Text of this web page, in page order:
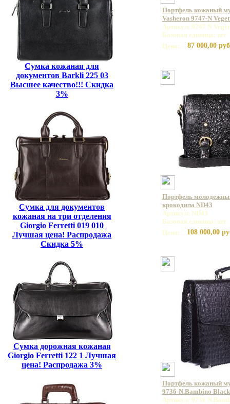
Сумка кожаная для
документов Barkli 225 03
Высшее качество!!! Скидка
3%
Сумка для документов
кожаная на три отделения
Giorgio Ferretti 019 010
Лучшая цена! Распродажа
Скидка 5%
Сумка дорожная кожаная
Giorgio Ferretti 122 1 Лучшая
цена! Распродажа 3%
Портфель кожаный
Vasheron 9747-N
Артикул: 9747 N
Базовая единица: шт
Цена:
87 000,00
Портфель
крокодила ND43
Артикул: ND43
Базовая единица: шт
Цена:
108 000,00
Портфель кожаный
9736-N.Bambino
Артикул: 9736